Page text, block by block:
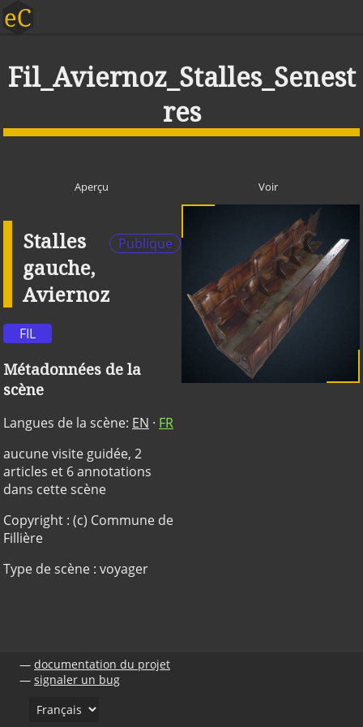
Fil_Aviernoz_Stalles_Senest
res
Aperçu Voir
Stalles
gauche,
Aviernoz
Publique
FIL
Métadonnées de la
scène
Langues de la scène: EN · FR
aucune visite guidée, 2
articles et 6 annotations
dans cette scène
Copyright : (c) Commune de
Fillière
Type de scène : voyager
documentation du projet
signaler un bug